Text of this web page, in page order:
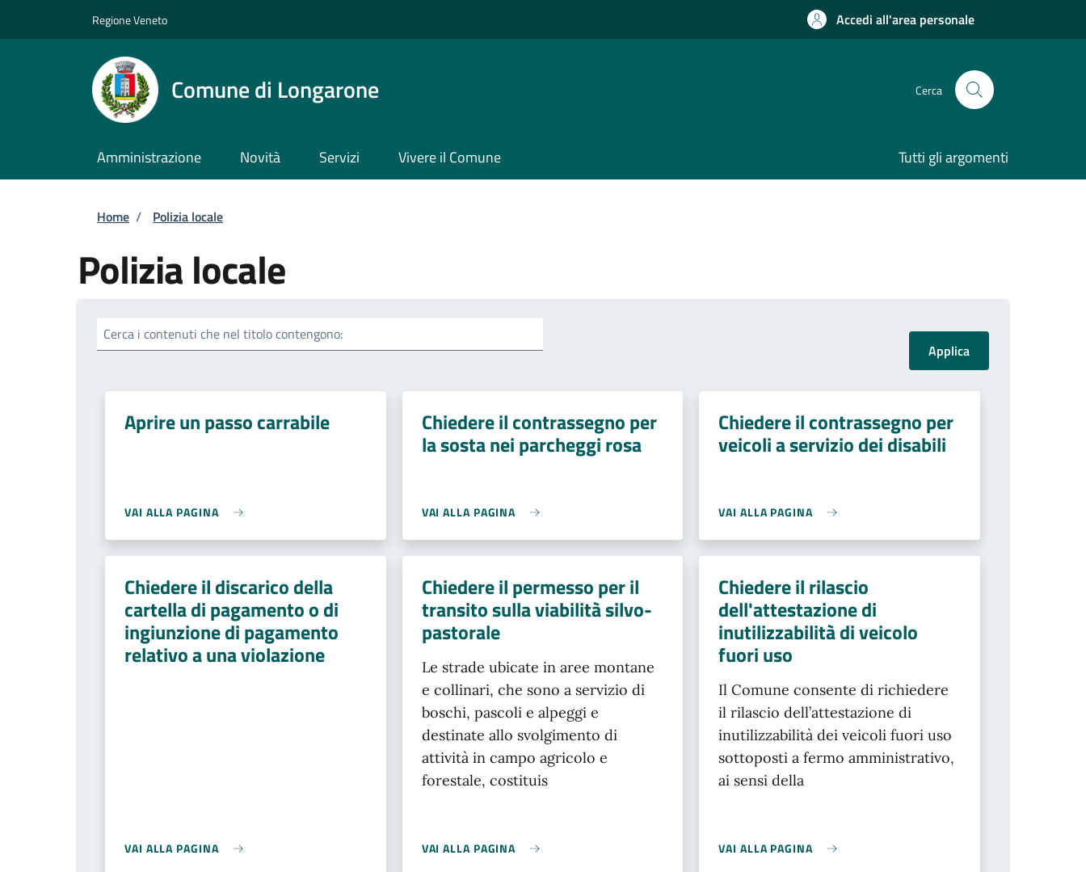
Regione Veneto Accedi all'area personale
Comune di Longarone Cerca
Amministrazione Novità Servizi Vivere il Comune Tutti gli argomenti
Briciole di pane
Home / Polizia locale
Polizia locale
Cerca i contenuti che nel titolo contengono:
Aprire un passo carrabile
VAI ALLA PAGINA
Chiedere il contrassegno per
la sosta nei parcheggi rosa
VAI ALLA PAGINA
Chiedere il contrassegno per
veicoli a servizio dei disabili
VAI ALLA PAGINA
Chiedere il discarico della
cartella di pagamento o di
ingiunzione di pagamento
relativo a una violazione
VAI ALLA PAGINA
Chiedere il permesso per il
transito sulla viabilità silvo-
pastorale
Le strade ubicate in aree montane
e collinari, che sono a servizio di
boschi, pascoli e alpeggi e
destinate allo svolgimento di
attività in campo agricolo e
forestale, costituis
VAI ALLA PAGINA
Chiedere il rilascio
dell'attestazione di
inutilizzabilità di veicolo
fuori uso
Il Comune consente di richiedere
il rilascio dell’attestazione di
inutilizzabilità dei veicoli fuori uso
sottoposti a fermo amministrativo,
ai sensi della
VAI ALLA PAGINA